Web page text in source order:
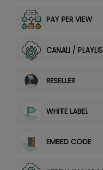
PAY PER VIEW
CANALI /
RESELLER
WHITE LABEL
EMBED CODE